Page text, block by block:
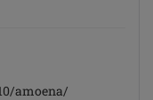
amoena/